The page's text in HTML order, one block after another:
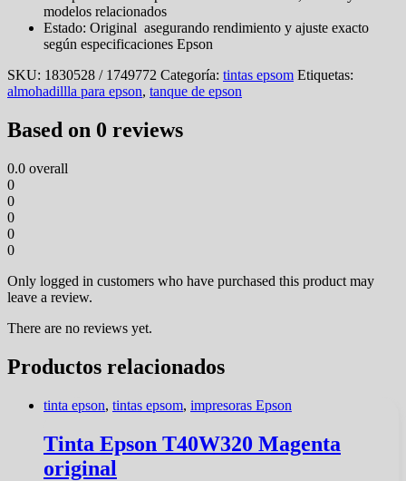
modelos relacionados
Estado: Original asegurando rendimiento y ajuste exacto
según especificaciones Epson
SKU: 1830528 / 1749772 Categoría: tintas epsom Etiquetas:
almohadillla para epson, tanque de epson
Based on 0 reviews
0.0 overall
0
0
0
0
0
Only logged in customers who have purchased this product may
leave a review.
There are no reviews yet.
Productos relacionados
tinta epson, tintas epsom, impresoras Epson
Tinta Epson T40W320 Magenta
original